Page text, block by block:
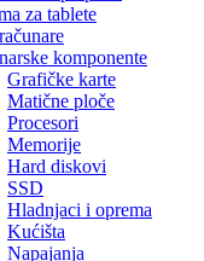
za tablete
komponente
Grafičke karte
Matične ploče
Procesori
Memorije
Hard diskovi
SSD
Hladnjaci i oprema
Kućišta
Napajanja